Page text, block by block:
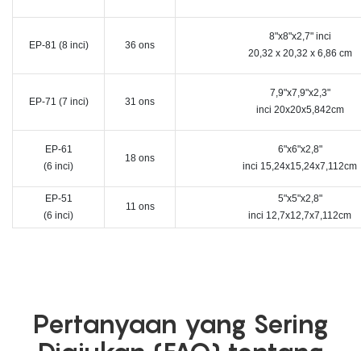
EP-81 (8 inci) 36 ons
8"x8"x2,7" inci
20,32 x 20,32 x 6,86 cm
EP-71 (7 inci) 31 ons
7,9"x7,9"x2,3"
inci 20x20x5,842cm
EP-61
(6 inci)
18 ons
6"x6"x2,8"
inci 15,24x15,24x7,112cm
EP-51
(6 inci)
11 ons
5"x5"x2,8"
inci 12,7x12,7x7,112cm
Pertanyaan yang Sering